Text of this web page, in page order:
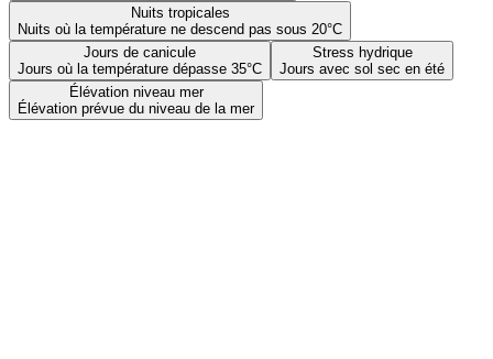
Nuits tropicales
Nuits où la température ne descend pas sous 20°C
Jours de canicule
Jours où la température dépasse 35°C
Stress hydrique
Jours avec sol sec en été
Élévation niveau mer
Élévation prévue du niveau de la mer